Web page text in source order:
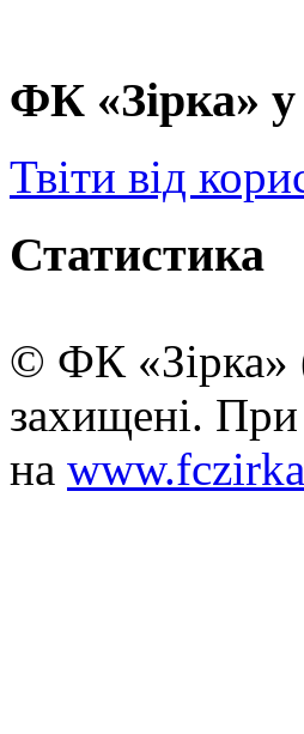
ФК «Зірка»
Твіти від
Статистика
© ФК «Зірка»
захищені. При
на